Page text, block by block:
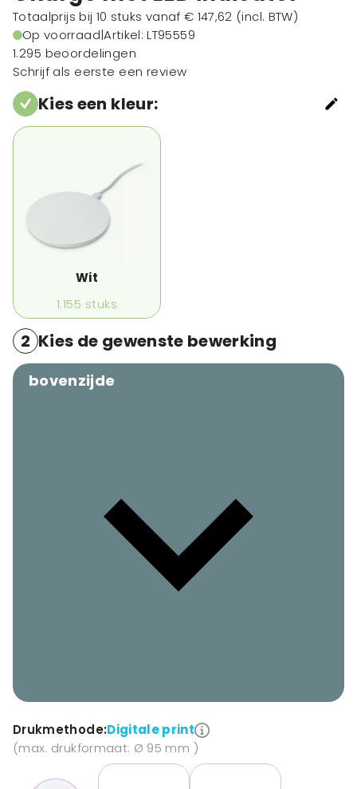
Totaalprijs bij 10 stuks vanaf € 147,62 (incl. BTW)
Op voorraad|Artikel: LT95559
1.295 beoordelingen
Schrijf als eerste een review
Kies een kleur:
Wit
1.155 stuks
2 Kies de gewenste bewerking
bovenzijde
Drukmethode:Digitale print
(max. drukformaat: Ø 95 mm )